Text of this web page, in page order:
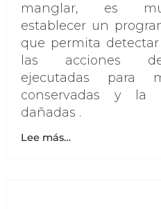
manglar, es
establecer un
que permita
las acciones de
ejecutadas para
conservadas y la
dañadas .
Lee más…